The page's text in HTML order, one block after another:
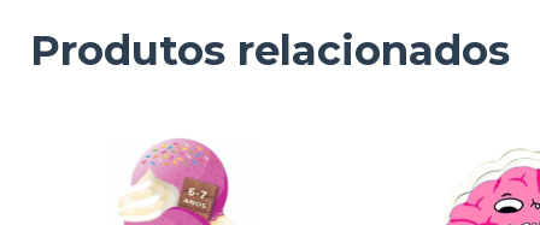
Produtos relacionados